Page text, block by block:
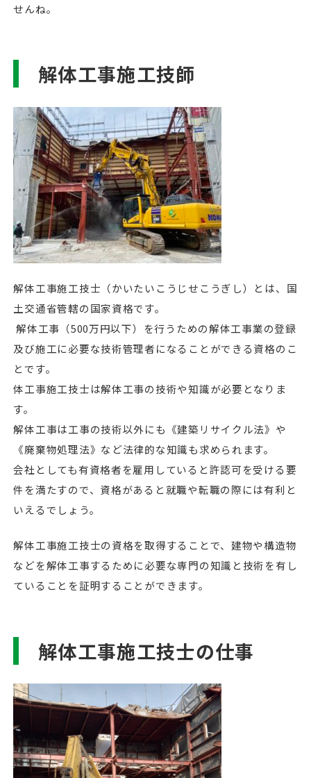
せんね。
解体工事施工技師
解体工事施工技士（かいたいこうじせこうぎし）とは、国
土交通省管轄の国家資格です。
解体工事（500万円以下）を行うための解体工事業の登録
及び施工に必要な技術管理者になることができる資格のこ
とです。
体工事施工技士は解体工事の技術や知識が必要となりま
す。
解体工事は工事の技術以外にも《建築リサイクル法》や
《廃棄物処理法》など法律的な知識も求められます。
会社としても有資格者を雇用していると許認可を受ける要
件を満たすので、資格があると就職や転職の際には有利と
いえるでしょう。
解体工事施工技士の資格を取得することで、建物や構造物
などを解体工事するために必要な専門の知識と技術を有し
ていることを証明することができます。
解体工事施工技士の仕事